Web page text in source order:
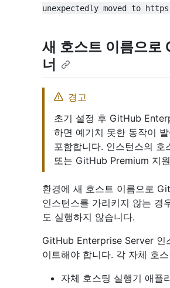
unexpectedly moved to
새 호스트 이름으
너
경고
초기 설정 후 GitHub
하면 예기치 못한 동작이
포함합니다. 인스턴스의
또는 GitHub Premium 지
환경에 새 호스트 이름으로
인스턴스를 가리키지 않는 경
도 실행하지 않습니다.
GitHub Enterprise Server 인
이트해야 합니다. 각 자체 호
자체 호스팅 실행기 애플